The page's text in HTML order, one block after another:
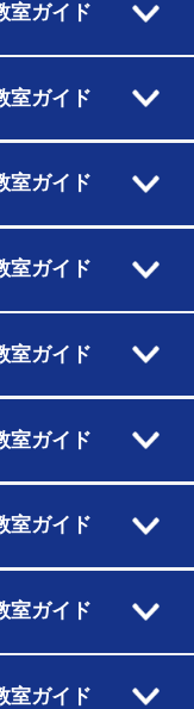
室ガイド
室ガイド
室ガイド
室ガイド
室ガイド
室ガイド
室ガイド
室ガイド
室ガイド